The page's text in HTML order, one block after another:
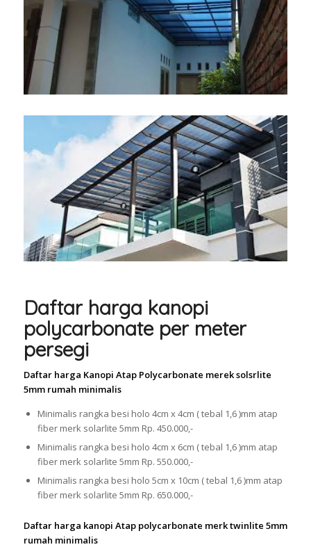
Daftar harga kanopi
polycarbonate per meter
persegi
Daftar harga Kanopi Atap Polycarbonate merek solsrlite
5mm rumah minimalis
Minimalis rangka besi holo 4cm x 4cm ( tebal 1,6 )mm atap
fiber merk solarlite 5mm Rp. 450.000,-
Minimalis rangka besi holo 4cm x 6cm ( tebal 1,6 )mm atap
fiber merk solarlite 5mm Rp. 550.000,-
Minimalis rangka besi holo 5cm x 10cm ( tebal 1,6 )mm atap
fiber merk solarlite 5mm Rp. 650.000,-
Daftar harga kanopi Atap polycarbonate merk twinlite 5mm
rumah minimalis